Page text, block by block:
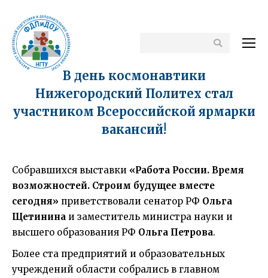
В день космонавтики
Нижегородский Политех стал
участником Всероссийской ярмарки
вакансий!
Собравшихся выставки «Работа России. Время
возможностей. Строим будущее вместе
сегодня» приветствовали сенатор РФ Ольга
Щетинина и заместитель министра науки и
высшего образования РФ Ольга Петрова.
Более ста предприятий и образовательных
учреждений области собрались в главном